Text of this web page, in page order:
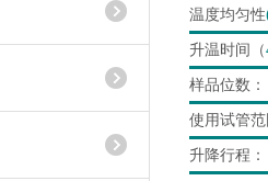
温度均匀性
升温时间（
样品位数：
使用试管
升降行程：